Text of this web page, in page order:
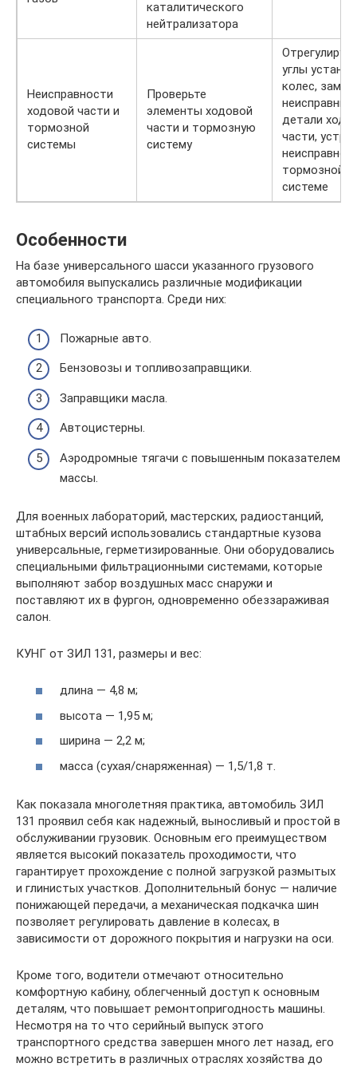
каталитического
нейтрализатора
Неисправности
ходовой части и
тормозной
системы
Проверьте
элементы ходовой
части и тормозную
систему
углы
колес,
неисправные
детали
части,
тормозной
системе
Особенности
На базе универсального шасси указанного грузового
автомобиля выпускались различные модификации
специального транспорта. Среди них:
Пожарные авто.
Бензовозы и топливозаправщики.
Заправщики масла.
Автоцистерны.
Аэродромные тягачи с повышенным показателем
массы.
Для военных лабораторий, мастерских, радиостанций,
штабных версий использовались стандартные кузова
универсальные, герметизированные. Они оборудовались
специальными фильтрационными системами, которые
выполняют забор воздушных масс снаружи и
поставляют их в фургон, одновременно обеззараживая
салон.
КУНГ от ЗИЛ 131, размеры и вес:
длина — 4,8 м;
высота — 1,95 м;
ширина — 2,2 м;
масса (сухая/снаряженная) — 1,5/1,8 т.
Как показала многолетняя практика, автомобиль ЗИЛ
131 проявил себя как надежный, выносливый и простой в
обслуживании грузовик. Основным его преимуществом
является высокий показатель проходимости, что
гарантирует прохождение с полной загрузкой размытых
и глинистых участков. Дополнительный бонус — наличие
понижающей передачи, а механическая подкачка шин
позволяет регулировать давление в колесах, в
зависимости от дорожного покрытия и нагрузки на оси.
Кроме того, водители отмечают относительно
комфортную кабину, облегченный доступ к основным
деталям, что повышает ремонтопригодность машины.
Несмотря на то что серийный выпуск этого
транспортного средства завершен много лет назад, его
можно встретить в различных отраслях хозяйства до